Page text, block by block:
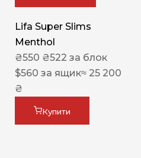
Lifa Super Slims
Menthol
₴550 ₴522 за блок
$560 за ящик≈ 25 200
₴
Купити